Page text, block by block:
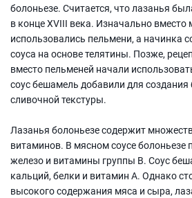
болоньезе. Считается, что лазанья
в конце XVIII века. Изначально
использовались пельмени, а начинка
соуса на основе телятины. Позже,
вместо пельменей начали
соус бешамель добавили для создания
сливочной текстуры.
Лазанья болоньезе содержит
витаминов. В мясном соусе болоньезе
железо и витамины группы B. Соус
кальций, белки и витамин А. Однако
высокого содержания мяса и сыра,